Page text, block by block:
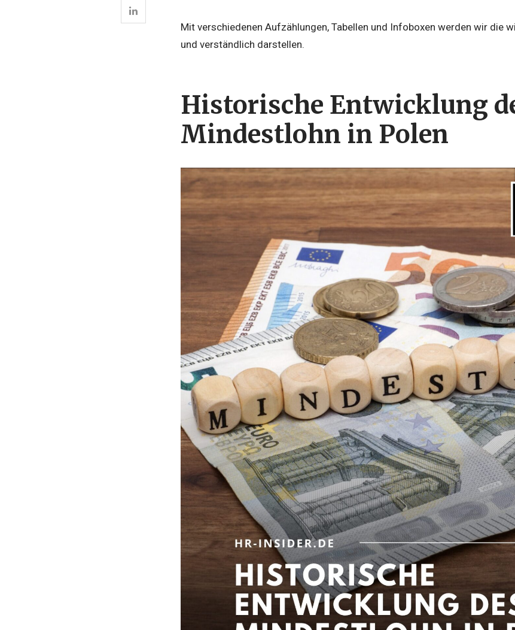
Mit verschiedenen Aufzählungen, Tabellen und Infoboxen werden wir die
und verständlich darstellen.
Historische Entwicklung
Mindestlohn in Polen